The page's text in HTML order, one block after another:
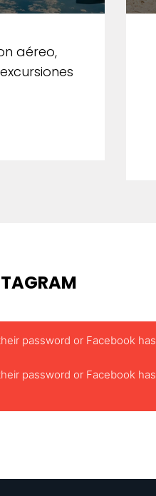
aéreo,
password or Facebook
password or Facebook